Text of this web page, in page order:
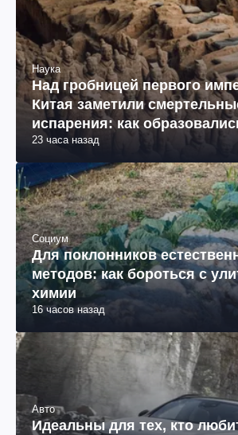
Наука
Над гробницей первого
Китая заметили
испарения: как
23 часа назад
Социум
Для поклонников
методов: как бороться с
химии
16 часов назад
Авто
Идеальны для тех, кто